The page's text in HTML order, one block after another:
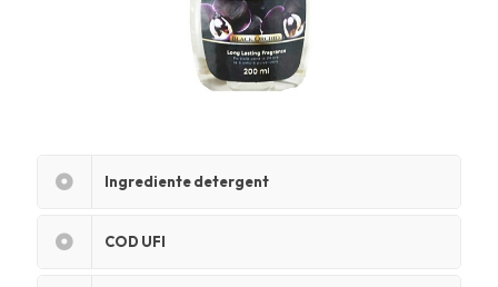
Ingrediente detergent
COD UFI